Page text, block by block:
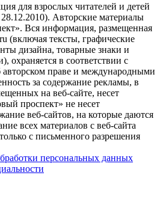
для взрослых читателей и детей
Авторские материалы
Вся информация, размещенная
(включая тексты, графические
дизайна, товарные знаки и
охраняется в соответствии с
авторском праве и международными
за содержание рекламы, в
на веб-сайте, несет
проспект» не несет
веб-сайтов, на которые даются
всех материалов с веб-сайта
с письменного разрешения
персональных данных